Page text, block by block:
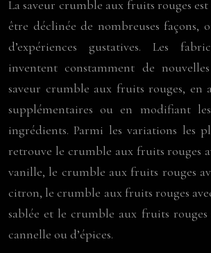
La saveur crumble aux fruits rouges
être déclinée de nombreuses façons,
d’expériences gustatives. Les
inventent constamment de
saveur crumble aux fruits rouges, en
supplémentaires ou en modifiant
ingrédients. Parmi les variations les
retrouve le crumble aux fruits rouges
vanille, le crumble aux fruits rouges
citron, le crumble aux fruits rouges
sablée et le crumble aux fruits rouges
cannelle ou d’épices.